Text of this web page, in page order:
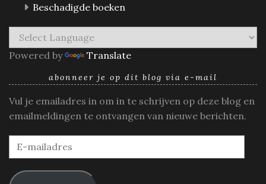
Beschadigde boeken
Powered by Translate
abonneer je op dit blog via e-mail
Vul je emailadres in om in te schrijven op deze blog en
emailmeldingen te ontvangen van nieuwe berichten.
E-
mailadres